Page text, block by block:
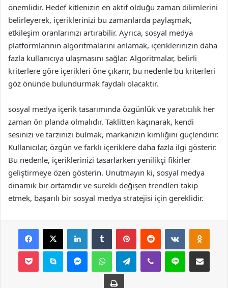
önemlidir. Hedef kitlenizin en aktif olduğu zaman dilimlerini
belirleyerek, içeriklerinizi bu zamanlarda paylaşmak,
etkileşim oranlarınızı artırabilir. Ayrıca, sosyal medya
platformlarının algoritmalarını anlamak, içeriklerinizin daha
fazla kullanıcıya ulaşmasını sağlar. Algoritmalar, belirli
kriterlere göre içerikleri öne çıkarır, bu nedenle bu kriterleri
göz önünde bulundurmak faydalı olacaktır.
sosyal medya içerik tasarımında özgünlük ve yaratıcılık her
zaman ön planda olmalıdır. Taklitten kaçınarak, kendi
sesinizi ve tarzınızı bulmak, markanızın kimliğini güçlendirir.
Kullanıcılar, özgün ve farklı içeriklere daha fazla ilgi gösterir.
Bu nedenle, içeriklerinizi tasarlarken yenilikçi fikirler
geliştirmeye özen gösterin. Unutmayın ki, sosyal medya
dinamik bir ortamdır ve sürekli değişen trendleri takip
etmek, başarılı bir sosyal medya stratejisi için gereklidir.
Facebook
X LinkedInTumblr PinterestReddit VKontakte
Pocket Skype MessengerWhatsAppTelegramViber Line E-Posta ile
Yazdır